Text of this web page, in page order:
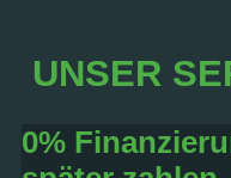
UNSER
0%